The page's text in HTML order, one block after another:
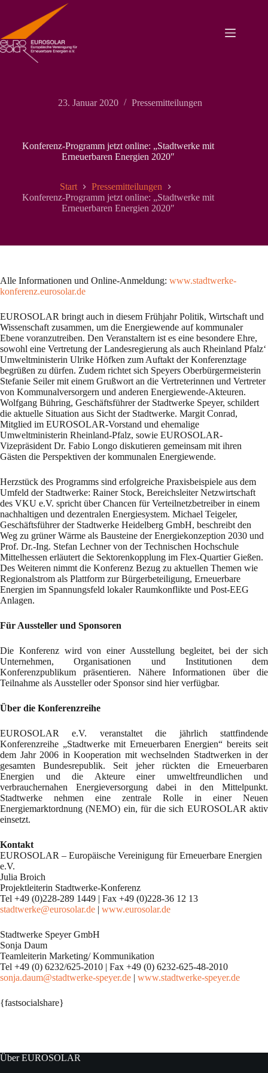
springen
23. Januar 2020 Pressemitteilungen
Konferenz-Programm jetzt online: „Stadtwerke mit
Erneuerbaren Energien 2020″
Start
Pressemitteilungen
Konferenz-Programm jetzt online: „Stadtwerke mit
Erneuerbaren Energien 2020″
Alle Informationen und Online-Anmeldung: www.stadtwerke-
konferenz.eurosolar.de
EUROSOLAR bringt auch in diesem Frühjahr Politik, Wirtschaft und
Wissenschaft zusammen, um die Energiewende auf kommunaler
Ebene voranzutreiben. Den Veranstaltern ist es eine besondere Ehre,
sowohl eine Vertretung der Landesregierung als auch Rheinland Pfalz‘
Umweltministerin Ulrike Höfken zum Auftakt der Konferenztage
begrüßen zu dürfen. Zudem richtet sich Speyers Oberbürgermeisterin
Stefanie Seiler mit einem Grußwort an die Vertreterinnen und Vertreter
von Kommunalversorgern und anderen Energiewende-Akteuren.
Wolfgang Bühring, Geschäftsführer der Stadtwerke Speyer, schildert
die aktuelle Situation aus Sicht der Stadtwerke. Margit Conrad,
Mitglied im EUROSOLAR-Vorstand und ehemalige
Umweltministerin Rheinland-Pfalz, sowie EUROSOLAR-
Vizepräsident Dr. Fabio Longo diskutieren gemeinsam mit ihren
Gästen die Perspektiven der kommunalen Energiewende.
Herzstück des Programms sind erfolgreiche Praxisbeispiele aus dem
Umfeld der Stadtwerke: Rainer Stock, Bereichsleiter Netzwirtschaft
des VKU e.V. spricht über Chancen für Verteilnetzbetreiber in einem
nachhaltigen und dezentralen Energiesystem. Michael Teigeler,
Geschäftsführer der Stadtwerke Heidelberg GmbH, beschreibt den
Weg zu grüner Wärme als Bausteine der Energiekonzeption 2030 und
Prof. Dr.-Ing. Stefan Lechner von der Technischen Hochschule
Mittelhessen erläutert die Sektorenkopplung im Flex-Quartier Gießen.
Des Weiteren nimmt die Konferenz Bezug zu aktuellen Themen wie
Regionalstrom als Plattform zur Bürgerbeteiligung, Erneuerbare
Energien im Spannungsfeld lokaler Raumkonflikte und Post-EEG
Anlagen.
Für Aussteller und Sponsoren
Die Konferenz wird von einer Ausstellung begleitet, bei der sich
Unternehmen, Organisationen und Institutionen dem
Konferenzpublikum präsentieren. Nähere Informationen über die
Teilnahme als Aussteller oder Sponsor sind hier verfügbar.
Über die Konferenzreihe
EUROSOLAR e.V. veranstaltet die jährlich stattfindende
Konferenzreihe „Stadtwerke mit Erneuerbaren Energien“ bereits seit
dem Jahr 2006 in Kooperation mit wechselnden Stadtwerken in der
gesamten Bundesrepublik. Seit jeher rückten die Erneuerbaren
Energien und die Akteure einer umweltfreundlichen und
verbrauchernahen Energieversorgung dabei in den Mittelpunkt.
Stadtwerke nehmen eine zentrale Rolle in einer Neuen
Energiemarktordnung (NEMO) ein, für die sich EUROSOLAR aktiv
einsetzt.
Kontakt
EUROSOLAR – Europäische Vereinigung für Erneuerbare Energien
e.V.
Julia Broich
Projektleiterin Stadtwerke-Konferenz
Tel +49 (0)228-289 1449 | Fax +49 (0)228-36 12 13
stadtwerke@eurosolar.de | www.eurosolar.de
Stadtwerke Speyer GmbH
Sonja Daum
Teamleiterin Marketing/ Kommunikation
Tel +49 (0) 6232/625-2010 | Fax +49 (0) 6232-625-48-2010
sonja.daum@stadtwerke-speyer.de | www.stadtwerke-speyer.de
{fastsocialshare}
Über EUROSOLAR